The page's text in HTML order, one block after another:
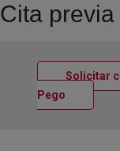
Cita previa
Solicitar
Pego Ventana